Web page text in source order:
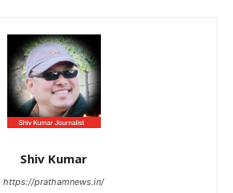
Shiv Kumar
https://prathamnews.in/